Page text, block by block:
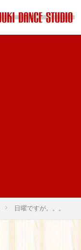
日曜ですが。。。